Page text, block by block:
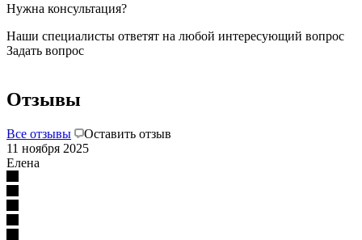
Нужна консультация?
Наши специалисты ответят на любой интересующий вопрос
Задать вопрос
Отзывы
Все отзывы
Оставить отзыв
11 ноября 2025
Елена